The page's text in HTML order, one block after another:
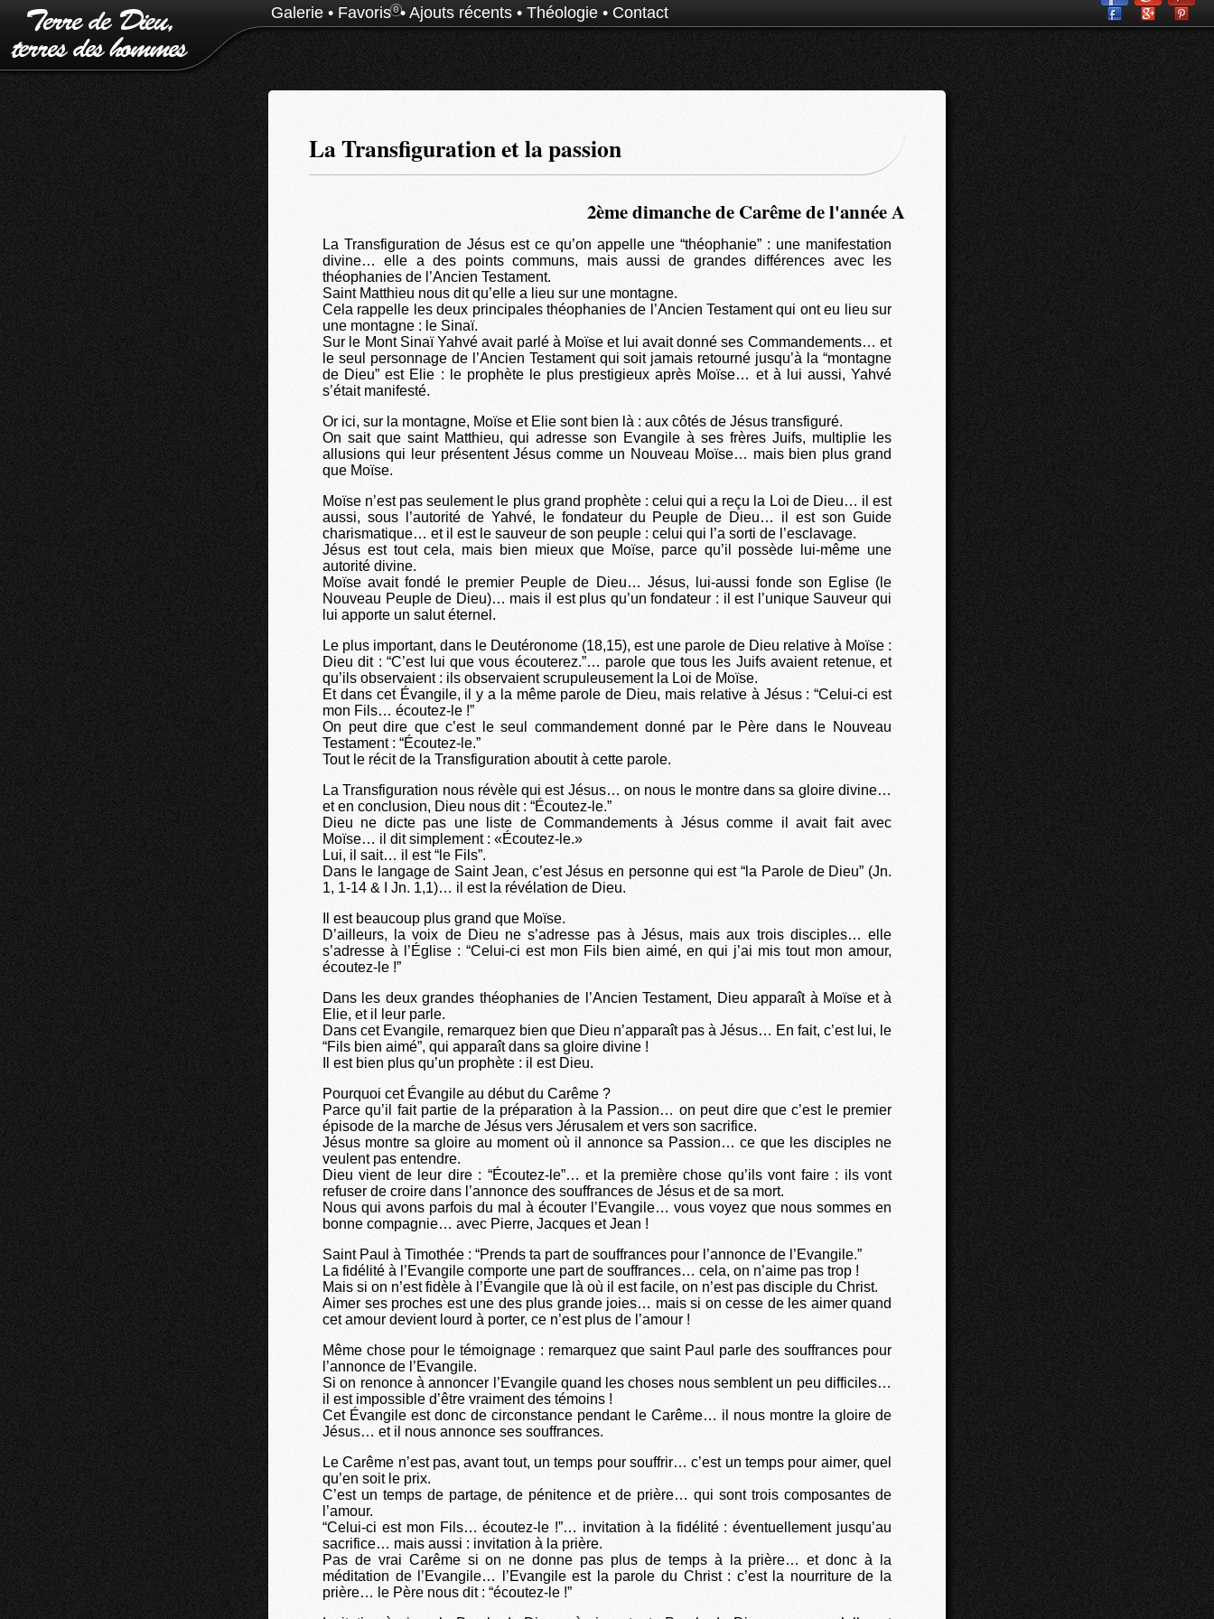
Galerie • Favoris0• Ajouts récents • Théologie • Contact
La Transfiguration et la passion
2ème dimanche de Carême de l'année A
La Transfiguration de Jésus est ce qu’on appelle une “théophanie” : une manifestation
divine… elle a des points communs, mais aussi de grandes différences avec les
théophanies de l’Ancien Testament.
Saint Matthieu nous dit qu’elle a lieu sur une montagne.
Cela rappelle les deux principales théophanies de l’Ancien Testament qui ont eu lieu sur
une montagne : le Sinaï.
Sur le Mont Sinaï Yahvé avait parlé à Moïse et lui avait donné ses Commandements… et
le seul personnage de l’Ancien Testament qui soit jamais retourné jusqu’à la “montagne
de Dieu” est Elie : le prophète le plus prestigieux après Moïse… et à lui aussi, Yahvé
s’était manifesté.
Or ici, sur la montagne, Moïse et Elie sont bien là : aux côtés de Jésus transfiguré.
On sait que saint Matthieu, qui adresse son Evangile à ses frères Juifs, multiplie les
allusions qui leur présentent Jésus comme un Nouveau Moïse… mais bien plus grand
que Moïse.
Moïse n’est pas seulement le plus grand prophète : celui qui a reçu la Loi de Dieu… il est
aussi, sous l’autorité de Yahvé, le fondateur du Peuple de Dieu… il est son Guide
charismatique… et il est le sauveur de son peuple : celui qui l’a sorti de l’esclavage.
Jésus est tout cela, mais bien mieux que Moïse, parce qu’il possède lui-même une
autorité divine.
Moïse avait fondé le premier Peuple de Dieu… Jésus, lui-aussi fonde son Eglise (le
Nouveau Peuple de Dieu)… mais il est plus qu’un fondateur : il est l’unique Sauveur qui
lui apporte un salut éternel.
Le plus important, dans le Deutéronome (18,15), est une parole de Dieu relative à Moïse :
Dieu dit : “C’est lui que vous écouterez.”… parole que tous les Juifs avaient retenue, et
qu’ils observaient : ils observaient scrupuleusement la Loi de Moïse.
Et dans cet Évangile, il y a la même parole de Dieu, mais relative à Jésus : “Celui-ci est
mon Fils… écoutez-le !”
On peut dire que c’est le seul commandement donné par le Père dans le Nouveau
Testament : “Écoutez-le.”
Tout le récit de la Transfiguration aboutit à cette parole.
La Transfiguration nous révèle qui est Jésus… on nous le montre dans sa gloire divine…
et en conclusion, Dieu nous dit : “Écoutez-le.”
Dieu ne dicte pas une liste de Commandements à Jésus comme il avait fait avec
Moïse… il dit simplement : «Écoutez-le.»
Lui, il sait… il est “le Fils”.
Dans le langage de Saint Jean, c’est Jésus en personne qui est “la Parole de Dieu” (Jn.
1, 1-14 & I Jn. 1,1)… il est la révélation de Dieu.
Il est beaucoup plus grand que Moïse.
D’ailleurs, la voix de Dieu ne s’adresse pas à Jésus, mais aux trois disciples… elle
s’adresse à l’Église : “Celui-ci est mon Fils bien aimé, en qui j’ai mis tout mon amour,
écoutez-le !”
Dans les deux grandes théophanies de l’Ancien Testament, Dieu apparaît à Moïse et à
Elie, et il leur parle.
Dans cet Evangile, remarquez bien que Dieu n’apparaît pas à Jésus… En fait, c’est lui, le
“Fils bien aimé”, qui apparaît dans sa gloire divine !
Il est bien plus qu’un prophète : il est Dieu.
Pourquoi cet Évangile au début du Carême ?
Parce qu’il fait partie de la préparation à la Passion… on peut dire que c’est le premier
épisode de la marche de Jésus vers Jérusalem et vers son sacrifice.
Jésus montre sa gloire au moment où il annonce sa Passion… ce que les disciples ne
veulent pas entendre.
Dieu vient de leur dire : “Écoutez-le”… et la première chose qu’ils vont faire : ils vont
refuser de croire dans l’annonce des souffrances de Jésus et de sa mort.
Nous qui avons parfois du mal à écouter l’Evangile… vous voyez que nous sommes en
bonne compagnie… avec Pierre, Jacques et Jean !
Saint Paul à Timothée : “Prends ta part de souffrances pour l’annonce de l’Evangile.”
La fidélité à l’Evangile comporte une part de souffrances… cela, on n’aime pas trop !
Mais si on n’est fidèle à l’Évangile que là où il est facile, on n’est pas disciple du Christ.
Aimer ses proches est une des plus grande joies… mais si on cesse de les aimer quand
cet amour devient lourd à porter, ce n’est plus de l’amour !
Même chose pour le témoignage : remarquez que saint Paul parle des souffrances pour
l’annonce de l’Evangile.
Si on renonce à annoncer l’Evangile quand les choses nous semblent un peu difficiles…
il est impossible d’être vraiment des témoins !
Cet Évangile est donc de circonstance pendant le Carême… il nous montre la gloire de
Jésus… et il nous annonce ses souffrances.
Le Carême n’est pas, avant tout, un temps pour souffrir… c’est un temps pour aimer, quel
qu’en soit le prix.
C’est un temps de partage, de pénitence et de prière… qui sont trois composantes de
l’amour.
“Celui-ci est mon Fils… écoutez-le !”… invitation à la fidélité : éventuellement jusqu’au
sacrifice… mais aussi : invitation à la prière.
Pas de vrai Carême si on ne donne pas plus de temps à la prière… et donc à la
méditation de l’Evangile… l’Evangile est la parole du Christ : c’est la nourriture de la
prière… le Père nous dit : “écoutez-le !”